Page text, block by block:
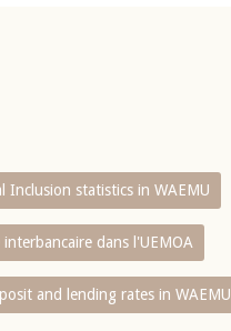
Inclusion statistics in WAEMU
dans l'UEMOA
and lending rates in WAEMU